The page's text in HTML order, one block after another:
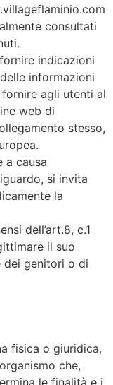
consultati
indicazioni
informazioni
agli utenti al
web di
stesso,
a causa
si invita
la
dell’art.8, c.1
il suo
dei genitori o di
fisica o giuridica,
che,
le finalità e i